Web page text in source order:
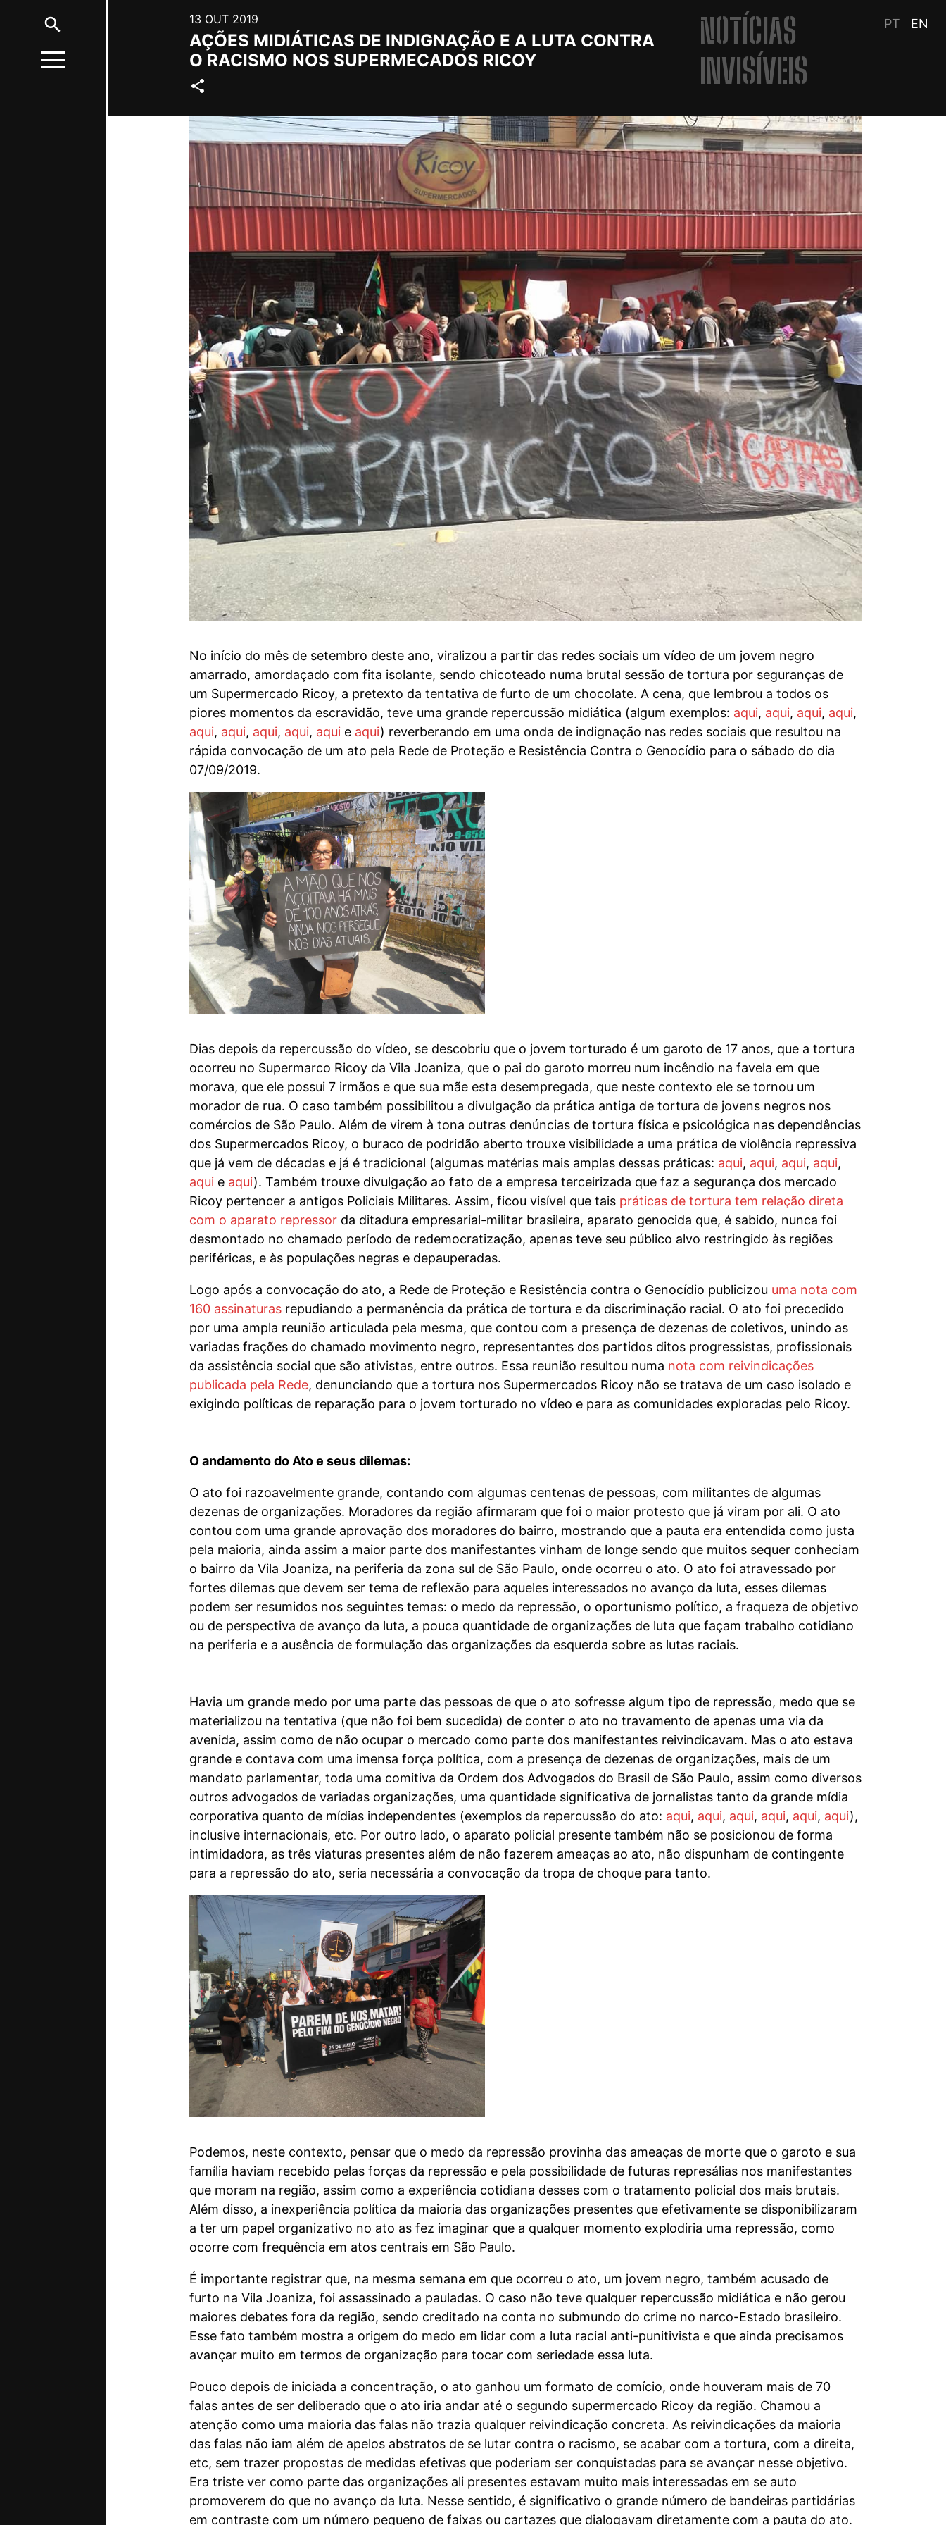
PT EN
search
NOTÍCIAS
INVISÍVEIS
13 OUT 2019
AÇÕES MIDIÁTICAS DE INDIGNAÇÃO E A LUTA CONTRA
O RACISMO NOS SUPERMECADOS RICOY
share
No início do mês de setembro deste ano, viralizou a partir das redes sociais um vídeo de um jovem negro
amarrado, amordaçado com fita isolante, sendo chicoteado numa brutal sessão de tortura por seguranças de
um Supermercado Ricoy, a pretexto da tentativa de furto de um chocolate. A cena, que lembrou a todos os
piores momentos da escravidão, teve uma grande repercussão midiática (algum exemplos: aqui, aqui, aqui, aqui,
aqui, aqui, aqui, aqui, aqui e aqui) reverberando em uma onda de indignação nas redes sociais que resultou na
rápida convocação de um ato pela Rede de Proteção e Resistência Contra o Genocídio para o sábado do dia
07/09/2019.
Dias depois da repercussão do vídeo, se descobriu que o jovem torturado é um garoto de 17 anos, que a tortura
ocorreu no Supermarco Ricoy da Vila Joaniza, que o pai do garoto morreu num incêndio na favela em que
morava, que ele possui 7 irmãos e que sua mãe esta desempregada, que neste contexto ele se tornou um
morador de rua. O caso também possibilitou a divulgação da prática antiga de tortura de jovens negros nos
comércios de São Paulo. Além de virem à tona outras denúncias de tortura física e psicológica nas dependências
dos Supermercados Ricoy, o buraco de podridão aberto trouxe visibilidade a uma prática de violência repressiva
que já vem de décadas e já é tradicional (algumas matérias mais amplas dessas práticas: aqui, aqui, aqui, aqui,
aqui e aqui). Também trouxe divulgação ao fato de a empresa terceirizada que faz a segurança dos mercado
Ricoy pertencer a antigos Policiais Militares. Assim, ficou visível que tais práticas de tortura tem relação direta
com o aparato repressor da ditadura empresarial-militar brasileira, aparato genocida que, é sabido, nunca foi
desmontado no chamado período de redemocratização, apenas teve seu público alvo restringido às regiões
periféricas, e às populações negras e depauperadas.
Logo após a convocação do ato, a Rede de Proteção e Resistência contra o Genocídio publicizou uma nota com
160 assinaturas repudiando a permanência da prática de tortura e da discriminação racial. O ato foi precedido
por uma ampla reunião articulada pela mesma, que contou com a presença de dezenas de coletivos, unindo as
variadas frações do chamado movimento negro, representantes dos partidos ditos progressistas, profissionais
da assistência social que são ativistas, entre outros. Essa reunião resultou numa nota com reivindicações
publicada pela Rede, denunciando que a tortura nos Supermercados Ricoy não se tratava de um caso isolado e
exigindo políticas de reparação para o jovem torturado no vídeo e para as comunidades exploradas pelo Ricoy.
O andamento do Ato e seus dilemas:
O ato foi razoavelmente grande, contando com algumas centenas de pessoas, com militantes de algumas
dezenas de organizações. Moradores da região afirmaram que foi o maior protesto que já viram por ali. O ato
contou com uma grande aprovação dos moradores do bairro, mostrando que a pauta era entendida como justa
pela maioria, ainda assim a maior parte dos manifestantes vinham de longe sendo que muitos sequer conheciam
o bairro da Vila Joaniza, na periferia da zona sul de São Paulo, onde ocorreu o ato. O ato foi atravessado por
fortes dilemas que devem ser tema de reflexão para aqueles interessados no avanço da luta, esses dilemas
podem ser resumidos nos seguintes temas: o medo da repressão, o oportunismo político, a fraqueza de objetivo
ou de perspectiva de avanço da luta, a pouca quantidade de organizações de luta que façam trabalho cotidiano
na periferia e a ausência de formulação das organizações da esquerda sobre as lutas raciais.
Havia um grande medo por uma parte das pessoas de que o ato sofresse algum tipo de repressão, medo que se
materializou na tentativa (que não foi bem sucedida) de conter o ato no travamento de apenas uma via da
avenida, assim como de não ocupar o mercado como parte dos manifestantes reivindicavam. Mas o ato estava
grande e contava com uma imensa força política, com a presença de dezenas de organizações, mais de um
mandato parlamentar, toda uma comitiva da Ordem dos Advogados do Brasil de São Paulo, assim como diversos
outros advogados de variadas organizações, uma quantidade significativa de jornalistas tanto da grande mídia
corporativa quanto de mídias independentes (exemplos da repercussão do ato: aqui, aqui, aqui, aqui, aqui, aqui),
inclusive internacionais, etc. Por outro lado, o aparato policial presente também não se posicionou de forma
intimidadora, as três viaturas presentes além de não fazerem ameaças ao ato, não dispunham de contingente
para a repressão do ato, seria necessária a convocação da tropa de choque para tanto.
Podemos, neste contexto, pensar que o medo da repressão provinha das ameaças de morte que o garoto e sua
família haviam recebido pelas forças da repressão e pela possibilidade de futuras represálias nos manifestantes
que moram na região, assim como a experiência cotidiana desses com o tratamento policial dos mais brutais.
Além disso, a inexperiência política da maioria das organizações presentes que efetivamente se disponibilizaram
a ter um papel organizativo no ato as fez imaginar que a qualquer momento explodiria uma repressão, como
ocorre com frequência em atos centrais em São Paulo.
É importante registrar que, na mesma semana em que ocorreu o ato, um jovem negro, também acusado de
furto na Vila Joaniza, foi assassinado a pauladas. O caso não teve qualquer repercussão midiática e não gerou
maiores debates fora da região, sendo creditado na conta no submundo do crime no narco-Estado brasileiro.
Esse fato também mostra a origem do medo em lidar com a luta racial anti-punitivista e que ainda precisamos
avançar muito em termos de organização para tocar com seriedade essa luta.
Pouco depois de iniciada a concentração, o ato ganhou um formato de comício, onde houveram mais de 70
falas antes de ser deliberado que o ato iria andar até o segundo supermercado Ricoy da região. Chamou a
atenção como uma maioria das falas não trazia qualquer reivindicação concreta. As reivindicações da maioria
das falas não iam além de apelos abstratos de se lutar contra o racismo, se acabar com a tortura, com a direita,
etc, sem trazer propostas de medidas efetivas que poderiam ser conquistadas para se avançar nesse objetivo.
Era triste ver como parte das organizações ali presentes estavam muito mais interessadas em se auto
promoverem do que no avanço da luta. Nesse sentido, é significativo o grande número de bandeiras partidárias
em contraste com um número pequeno de faixas ou cartazes que dialogavam diretamente com a pauta do ato.